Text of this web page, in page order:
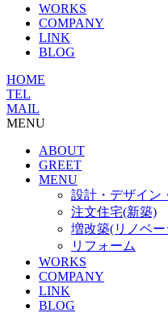
WORKS
COMPANY
LINK
BLOG
HOME
TEL
MAIL
MENU
ABOUT
GREET
MENU
設計・デザイン
注文住宅(新築)
増改築(リノベ
リフォーム
WORKS
COMPANY
LINK
BLOG